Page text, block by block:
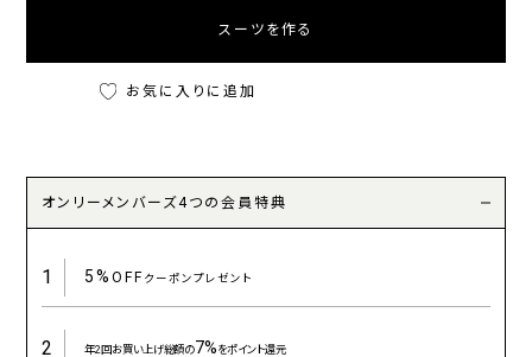
スーツを作る
お気に入りに追加
オンリーメンバーズ4つの会員特典
1 5%OFFクーポンプレゼント
2 年2回お買い上げ総額の7%をポイント還元